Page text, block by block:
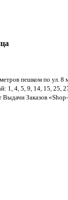
пешком по ул.
1, 4, 5, 9, 14, 15, 25,
Выдачи Заказов